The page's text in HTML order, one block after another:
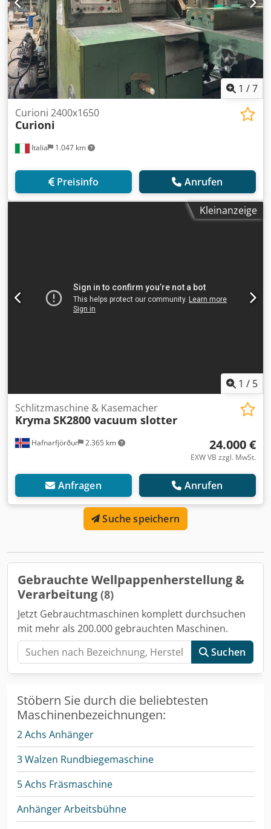
1 /7
Italia 1.047 km
Curioni 2400x1650
Curioni
Preisinfo Anrufen
Kleinanzeige
1 / 5
Hafnarfjörður 2.365 km
Schlitzmaschine & Kasemacher
Kryma SK2800 vacuum slotter
24.000 €
EXW VB zzgl. MwSt.
Anfragen Anrufen
Suche speichern
Gebrauchte Wellpappenherstellung &
Verarbeitung (8)
Jetzt Gebrauchtmaschinen komplett durchsuchen
mit mehr als 200.000 gebrauchten Maschinen.
Suchen
Stöbern Sie durch die beliebtesten
Maschinenbezeichnungen:
2 Achs Anhänger
3 Walzen Rundbiegemaschine
5 Achs Fräsmaschine
Anhänger Arbeitsbühne